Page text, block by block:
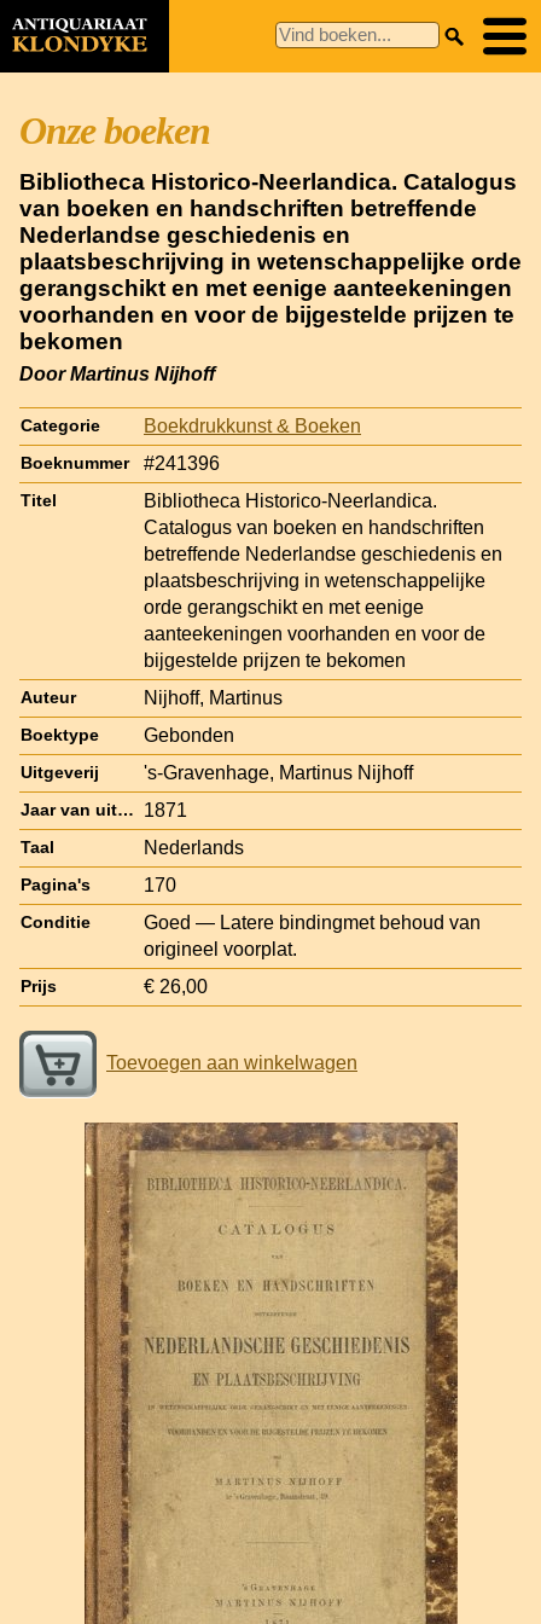
Onze boeken
Bibliotheca Historico-Neerlandica. Catalogus
van boeken en handschriften betreffende
Nederlandse geschiedenis en
plaatsbeschrijving in wetenschappelijke orde
gerangschikt en met eenige aanteekeningen
voorhanden en voor de bijgestelde prijzen te
bekomen
Door Martinus Nijhoff
Categorie Boekdrukkunst & Boeken
Boeknummer #241396
Titel
Bibliotheca Historico-Neerlandica.
Catalogus van boeken en handschriften
betreffende Nederlandse geschiedenis en
plaatsbeschrijving in wetenschappelijke
orde gerangschikt en met eenige
aanteekeningen voorhanden en voor de
bijgestelde prijzen te bekomen
Auteur Nijhoff, Martinus
Boektype Gebonden
Uitgeverij 's-Gravenhage, Martinus Nijhoff
Jaar van uitgave 1871
Taal Nederlands
Pagina's 170
Conditie
Goed — Latere bindingmet behoud van
origineel voorplat.
Prijs € 26,00
Toevoegen aan winkelwagen